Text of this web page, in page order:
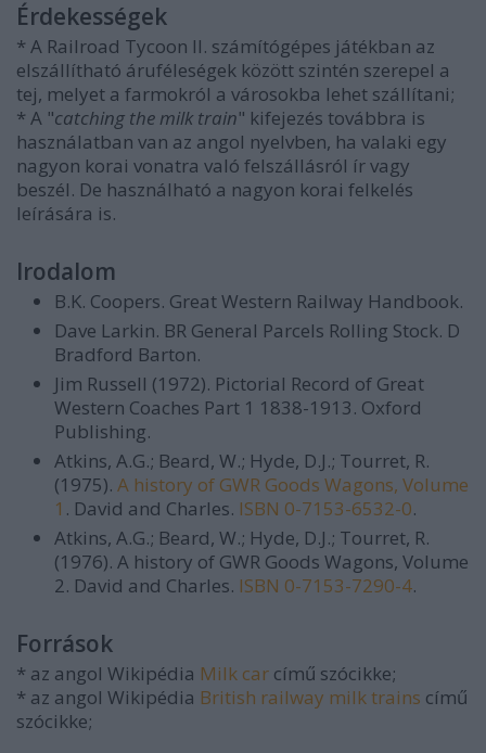
Érdekességek
* A Railroad Tycoon II. számítógépes játékban az
elszállítható áruféleségek között szintén szerepel a
tej, melyet a farmokról a városokba lehet szállítani;
* A "catching the milk train" kifejezés továbbra is
használatban van az angol nyelvben, ha valaki egy
nagyon korai vonatra való felszállásról ír vagy
beszél. De használható a nagyon korai felkelés
leírására is.
Irodalom
B.K. Coopers. Great Western Railway Handbook.
Dave Larkin. BR General Parcels Rolling Stock. D
Bradford Barton.
Jim Russell (1972). Pictorial Record of Great
Western Coaches Part 1 1838-1913. Oxford
Publishing.
Atkins, A.G.; Beard, W.; Hyde, D.J.; Tourret, R.
(1975). A history of GWR Goods Wagons, Volume
1 . David and Charles. ISBN 0-7153-6532-0.
Atkins, A.G.; Beard, W.; Hyde, D.J.; Tourret, R.
(1976). A history of GWR Goods Wagons, Volume
2. David and Charles. ISBN 0-7153-7290-4.
Források
* az angol Wikipédia Milk car című szócikke;
* az angol Wikipédia British railway milk trains című
szócikke;